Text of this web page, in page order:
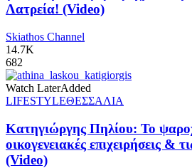
Λατρεία! (Video)
Skiathos Channel
14.7K
682
Watch LaterAdded
LIFESTYLEΘΕΣΣΑΛΙΑ
Κατηγιώργης Πηλίου: Το
οικογενειακές επιχειρήσεις &
(Video)